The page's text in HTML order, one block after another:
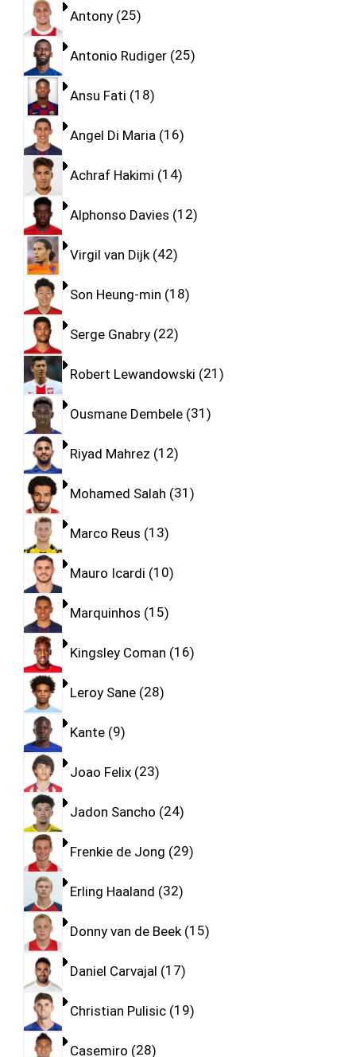
Antony 25
Antonio Rudiger 25
Ansu Fati 18
Angel Di Maria 16
Achraf Hakimi 14
Alphonso Davies 12
Virgil van Dijk 42
Son Heung-min 18
Serge Gnabry 22
Robert Lewandowski 21
Ousmane Dembele 31
Riyad Mahrez 12
Mohamed Salah 31
Marco Reus 13
Mauro Icardi 10
Marquinhos 15
Kingsley Coman 16
Leroy Sane 28
Kante 9
Joao Felix 23
Jadon Sancho 24
Frenkie de Jong 29
Erling Haaland 32
Donny van de Beek 15
Daniel Carvajal 17
Christian Pulisic 19
Casemiro 28